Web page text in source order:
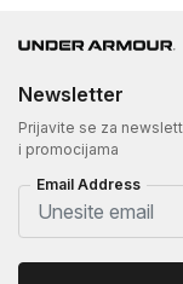
Newsletter
Prijavite se za
i promocijama
Email Address